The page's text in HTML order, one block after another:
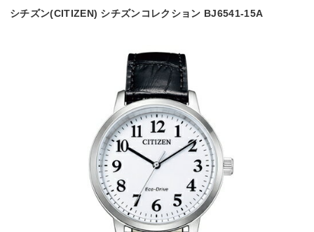
シチズン(CITIZEN) シチズンコレクション BJ6541-15A